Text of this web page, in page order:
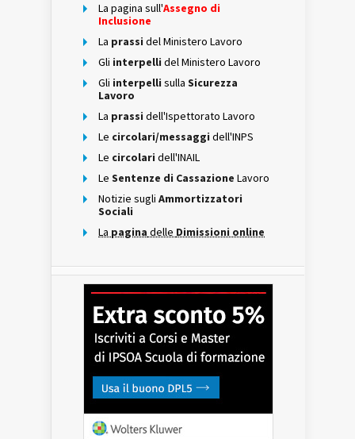
La pagina sull'Assegno di
Inclusione
La prassi del Ministero Lavoro
Gli interpelli del Ministero Lavoro
Gli interpelli sulla Sicurezza
Lavoro
La prassi dell'Ispettorato Lavoro
Le circolari/messaggi dell'INPS
Le circolari dell'INAIL
Le Sentenze di Cassazione Lavoro
Notizie sugli Ammortizzatori
Sociali
La pagina delle Dimissioni online